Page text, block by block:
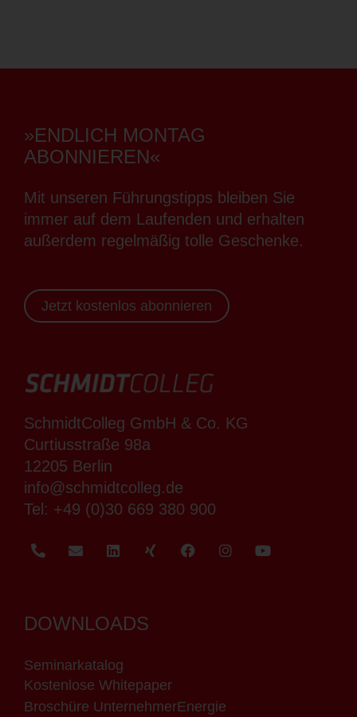
»ENDLICH MONTAG
ABONNIEREN«
Mit unseren Führungstipps bleiben Sie
immer auf dem Laufenden und erhalten
außerdem regelmäßig tolle Geschenke.
Jetzt kostenlos abonnieren
SchmidtColleg GmbH & Co. KG
Curtiusstraße 98a
12205 Berlin
info@schmidtcolleg.de
Tel: +49 (0)30 669 380 900
DOWNLOADS
Seminarkatalog
Kostenlose Whitepaper
Broschüre UnternehmerEnergie